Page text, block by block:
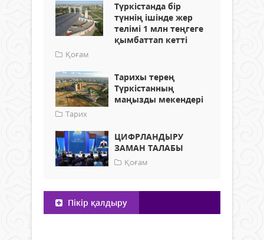
Түркістанда бір
түннің ішінде жер
телімі 1 млн теңгеге
қымбаттап кетті
Қоғам
Тарихы терең
Түркістанның
маңызды мекендері
Тарих
ЦИФРЛАНДЫРУ
ЗАМАН ТАЛАБЫ
Қоғам
Пікір қалдыру